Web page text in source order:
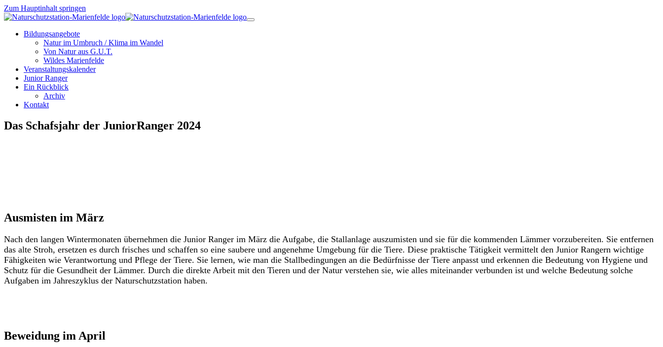
Zum Hauptinhalt springen
Bildungsangebote
Natur im Umbruch / Klima im Wandel
Von Natur aus G.U.T.
Wildes Marienfelde
Veranstaltungskalender
Junior Ranger
Ein Rückblick
Archiv
Kontakt
Das Schafsjahr der JuniorRanger 2024
Ausmisten im März
Nach den langen Wintermonaten übernehmen die Junior Ranger im März die Aufgabe, die Stallanlage auszumisten und sie für die kommenden Lämmer vorzubereiten. Sie entfernen
das alte Stroh, ersetzen es durch frisches und schaffen so eine saubere und angenehme Umgebung für die Tiere. Diese praktische Tätigkeit vermittelt den Junior Rangern wichtige
Fähigkeiten wie Verantwortung und Pflege der Tiere. Sie lernen, wie man die Stallbedingungen an die Bedürfnisse der Tiere anpasst und erkennen die Bedeutung von Hygiene und
Schutz für die Gesundheit der Lämmer. Durch die direkte Arbeit mit den Tieren und der Natur verstehen sie, wie alles miteinander verbunden ist und welche Bedeutung solche
Aufgaben im Jahreszyklus der Naturschutzstation haben.
Beweidung im April